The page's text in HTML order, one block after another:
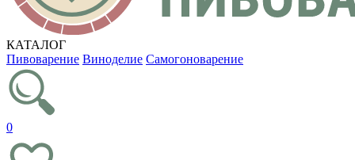
КАТАЛОГ
Пивоварение Виноделие Самогоноварение
0